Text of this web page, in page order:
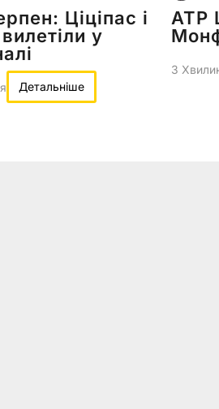
Ціціпас і
у
Детальніше
ATP
3